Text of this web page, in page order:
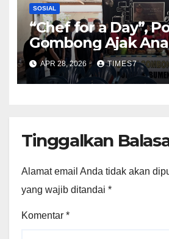
SOSIAL
“Chef for a Day”,
Gombong Ajak
Masak dan Makan
APR 28, 2026 TIMES7
Tinggalkan
Alamat email Anda tidak akan
yang wajib ditandai *
Komentar *